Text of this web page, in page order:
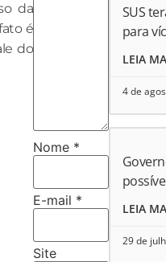
da
é
do
Nome *
E-mail *
Site
SUS
para
LEIA
4 de
LEIA
29 de